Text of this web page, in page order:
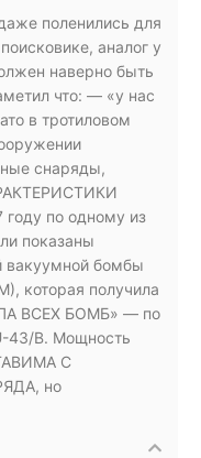
поленились для
аналог у
наверно быть
что: — «у нас
в тротиловом
снаряды,
по одному из
показаны
вакуумной бомбы
которая получила
ВСЕХ БОМБ» — по
43/B. Мощность
С
но